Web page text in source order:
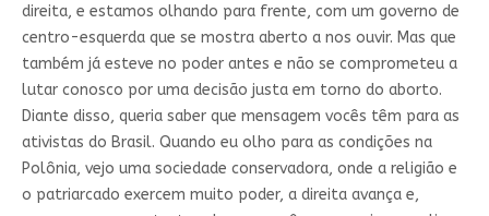
direita, e estamos olhando para frente, com um governo de
centro-esquerda que se mostra aberto a nos ouvir. Mas que
também já esteve no poder antes e não se comprometeu a
lutar conosco por uma decisão justa em torno do aborto.
Diante disso, queria saber que mensagem vocês têm para as
ativistas do Brasil. Quando eu olho para as condições na
Polônia, vejo uma sociedade conservadora, onde a religião e
o patriarcado exercem muito poder, a direita avança e,